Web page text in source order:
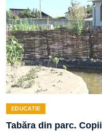
EDUCATIE
Tabăra din parc.